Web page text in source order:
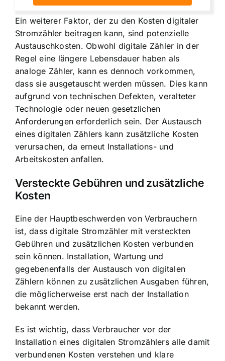
Ein weiterer Faktor, der zu den Kosten digitaler
Stromzähler beitragen kann, sind potenzielle
Austauschkosten. Obwohl digitale Zähler in der
Regel eine längere Lebensdauer haben als
analoge Zähler, kann es dennoch vorkommen,
dass sie ausgetauscht werden müssen. Dies kann
aufgrund von technischen Defekten, veralteter
Technologie oder neuen gesetzlichen
Anforderungen erforderlich sein. Der Austausch
eines digitalen Zählers kann zusätzliche Kosten
verursachen, da erneut Installations- und
Arbeitskosten anfallen.
Versteckte Gebühren und zusätzliche
Kosten
Eine der Hauptbeschwerden von Verbrauchern
ist, dass digitale Stromzähler mit versteckten
Gebühren und zusätzlichen Kosten verbunden
sein können. Installation, Wartung und
gegebenenfalls der Austausch von digitalen
Zählern können zu zusätzlichen Ausgaben führen,
die möglicherweise erst nach der Installation
bekannt werden.
Es ist wichtig, dass Verbraucher vor der
Installation eines digitalen Stromzählers alle damit
verbundenen Kosten verstehen und klare